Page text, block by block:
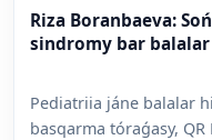
Riza Boranbaeva:
sindromy bar
Pediatriia jáne balalar
basqarma tóraǵasy,